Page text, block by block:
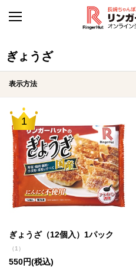
ぎょうざ
表示方法
1
ぎょうざ（12個入）1パック
（1）
550円(税込)